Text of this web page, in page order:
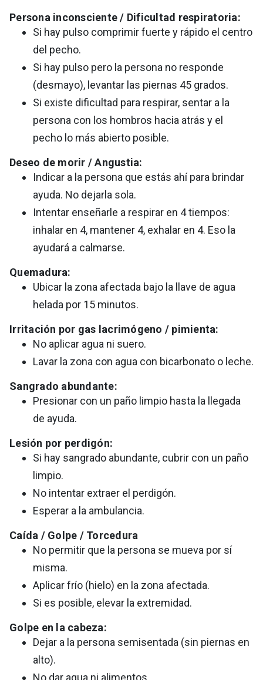
Persona inconsciente / Dificultad respiratoria:
Si hay pulso comprimir fuerte y rápido el centro
del pecho.
Si hay pulso pero la persona no responde
(desmayo), levantar las piernas 45 grados.
Si existe dificultad para respirar, sentar a la
persona con los hombros hacia atrás y el
pecho lo más abierto posible.
Deseo de morir / Angustia:
Indicar a la persona que estás ahí para brindar
ayuda. No dejarla sola.
Intentar enseñarle a respirar en 4 tiempos:
inhalar en 4, mantener 4, exhalar en 4. Eso la
ayudará a calmarse.
Quemadura:
Ubicar la zona afectada bajo la llave de agua
helada por 15 minutos.
Irritación por gas lacrimógeno / pimienta:
No aplicar agua ni suero.
Lavar la zona con agua con bicarbonato o leche.
Sangrado abundante:
Presionar con un paño limpio hasta la llegada
de ayuda.
Lesión por perdigón:
Si hay sangrado abundante, cubrir con un paño
limpio.
No intentar extraer el perdigón.
Esperar a la ambulancia.
Caída / Golpe / Torcedura
No permitir que la persona se mueva por sí
misma.
Aplicar frío (hielo) en la zona afectada.
Si es posible, elevar la extremidad.
Golpe en la cabeza:
Dejar a la persona semisentada (sin piernas en
alto).
No dar agua ni alimentos.